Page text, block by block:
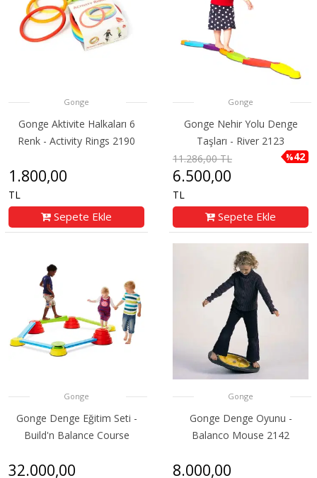
Gonge
Gonge Aktivite Halkaları 6
Renk - Activity Rings 2190
1.800,00
TL
Sepete Ekle
Gonge
Gonge Nehir Yolu Denge
Taşları - River 2123
11.286,00 TL
6.500,00
TL
%42
Sepete Ekle
Gonge
Gonge Denge Eğitim Seti -
Build'n Balance Course
32.000,00
Gonge
Gonge Denge Oyunu -
Balanco Mouse 2142
8.000,00